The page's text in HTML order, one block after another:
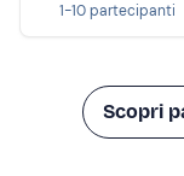
1-10 partecipanti
Scopri